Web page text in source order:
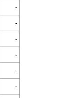
-
-
-
-
-
-